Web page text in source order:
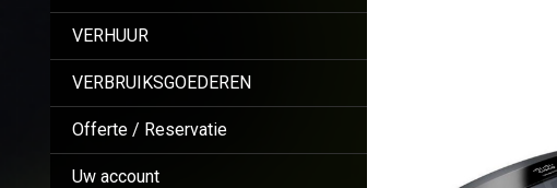
VERHUUR
VERBRUIKSGOEDEREN
Offerte / Reservatie
Uw account